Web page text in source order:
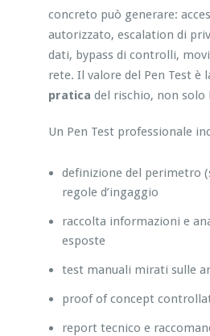
concreto può generare:
autorizzato, escalation di
dati, bypass di controlli,
rete. Il valore del Pen Test è
pratica del rischio, non solo
Un Pen Test professionale
definizione del perimetro
regole d’ingaggio
raccolta informazioni e
esposte
test manuali mirati sulle
proof of concept
report tecnico e